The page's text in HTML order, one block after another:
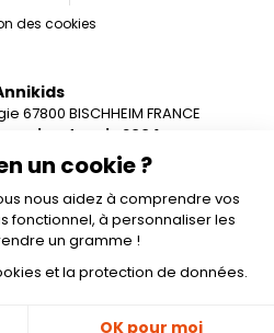
un cookie ?
nous aidez à comprendre vos
fonctionnel, à personnaliser les
un gramme !
et la protection de données.
OK pour moi
des cookies
67800 BISCHHEIM FRANCE
depuis 2004